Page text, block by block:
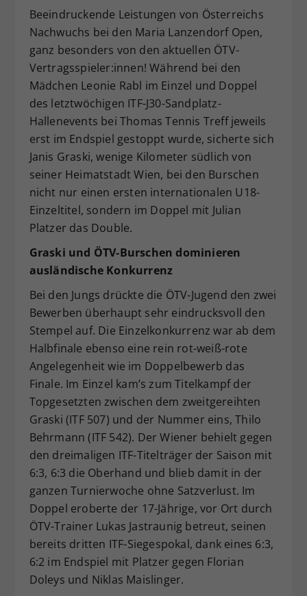
Beeindruckende Leistungen von Österreichs
Nachwuchs bei den Maria Lanzendorf Open,
ganz besonders von den aktuellen ÖTV-
Vertragsspieler:innen! Während bei den
Mädchen Leonie Rabl im Einzel und Doppel
des letztwöchigen ITF-J30-Sandplatz-
Hallenevents bei Thomas Tennis Treff jeweils
erst im Endspiel gestoppt wurde, sicherte sich
Janis Graski, wenige Kilometer südlich von
seiner Heimatstadt Wien, bei den Burschen
nicht nur einen ersten internationalen U18-
Einzeltitel, sondern im Doppel mit Julian
Platzer das Double.
Graski und ÖTV-Burschen dominieren
ausländische Konkurrenz
Bei den Jungs drückte die ÖTV-Jugend den zwei
Bewerben überhaupt sehr eindrucksvoll den
Stempel auf. Die Einzelkonkurrenz war ab dem
Halbfinale ebenso eine rein rot-weiß-rote
Angelegenheit wie im Doppelbewerb das
Finale. Im Einzel kam’s zum Titelkampf der
Topgesetzten zwischen dem zweitgereihten
Graski (ITF 507) und der Nummer eins, Thilo
Behrmann (ITF 542). Der Wiener behielt gegen
den dreimaligen ITF-Titelträger der Saison mit
6:3, 6:3 die Oberhand und blieb damit in der
ganzen Turnierwoche ohne Satzverlust. Im
Doppel eroberte der 17-Jährige, vor Ort durch
ÖTV-Trainer Lukas Jastraunig betreut, seinen
bereits dritten ITF-Siegespokal, dank eines 6:3,
6:2 im Endspiel mit Platzer gegen Florian
Doleys und Niklas Maislinger.
Zweck
Dieser Wert speichert Ihre Consent-
Einstellungen. Unter anderem eine
zufällig generierte ID, für die
historische Speicherung Ihrer
Webseiten-Betreiber dies eingestellt
hat.